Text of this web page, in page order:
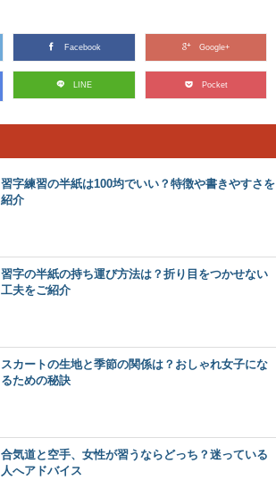
Facebook Google+
LINE Pocket
習字練習の半紙は100均でいい？特徴や書きやすさを
紹介
習字の半紙の持ち運び方法は？折り目をつかせない
工夫をご紹介
スカートの生地と季節の関係は？おしゃれ女子にな
るための秘訣
合気道と空手、女性が習うならどっち？迷っている
人へアドバイス